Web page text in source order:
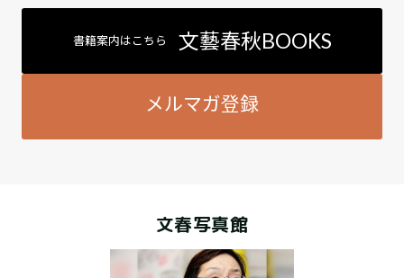
書籍案内はこちら 文藝春秋BOOKS
メルマガ登録
文春写真館